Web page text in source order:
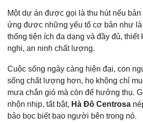
Một dự án được gọi là thu hút nếu
ứng được những yếu tố cơ bản như là
thống tiện ích đa dạng và đầy đủ, thiết
nghi, an ninh chất lượng.
Cuộc sống ngày càng hiện đại, con
sống chất lượng hơn, họ không chỉ
mưa chắn gió mà còn để hưởng thụ.
nhộn nhịp, tất bật, Hà Đô Centrosa
bảo bọc biết bao người bên trong nó.